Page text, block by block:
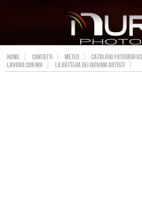
HOME CONTATTI METEO
CATALOGO
LAVORA CON NOI
LA BOTTEGA DEI GIOVANI ARTISTI